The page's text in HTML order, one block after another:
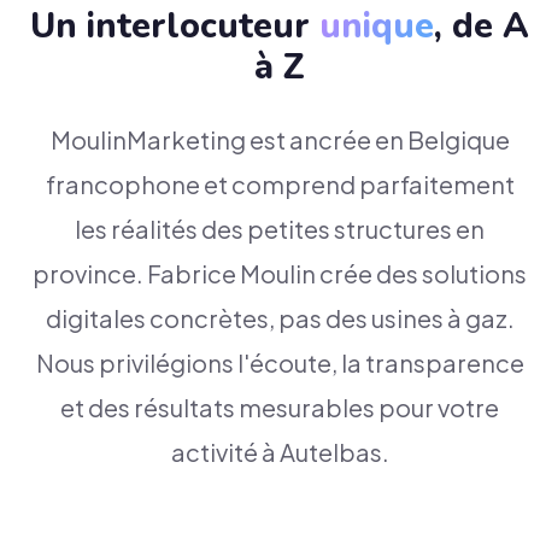
Un interlocuteur unique, de A
à Z
MoulinMarketing est ancrée en Belgique
francophone et comprend parfaitement
les réalités des petites structures en
province. Fabrice Moulin crée des solutions
digitales concrètes, pas des usines à gaz.
Nous privilégions l'écoute, la transparence
et des résultats mesurables pour votre
activité à Autelbas.